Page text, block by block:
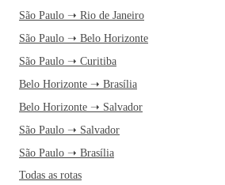
São Paulo ➝ Rio de Janeiro
São Paulo ➝ Belo Horizonte
São Paulo ➝ Curitiba
Belo Horizonte ➝ Brasília
Belo Horizonte ➝ Salvador
São Paulo ➝ Salvador
São Paulo ➝ Brasília
Todas as rotas